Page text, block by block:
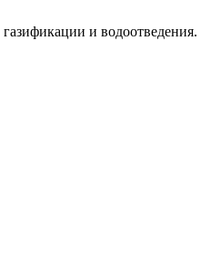
и водоотведения.